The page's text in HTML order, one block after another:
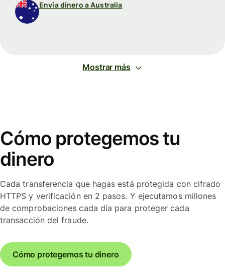
Envía dinero a Australia
Mostrar más
Cómo protegemos tu
dinero
Cada transferencia que hagas está protegida con cifrado
HTTPS y verificación en 2 pasos. Y ejecutamos millones
de comprobaciones cada día para proteger cada
transacción del fraude.
Cómo protegemos tu dinero